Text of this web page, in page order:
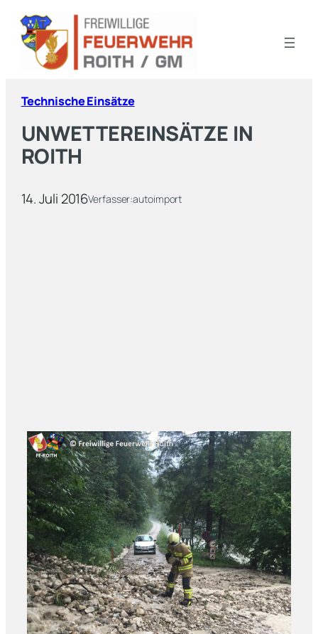
Technische Einsätze
UNWETTEREINSÄTZE IN
ROITH
14. Juli 2016Verfasser:autoimport